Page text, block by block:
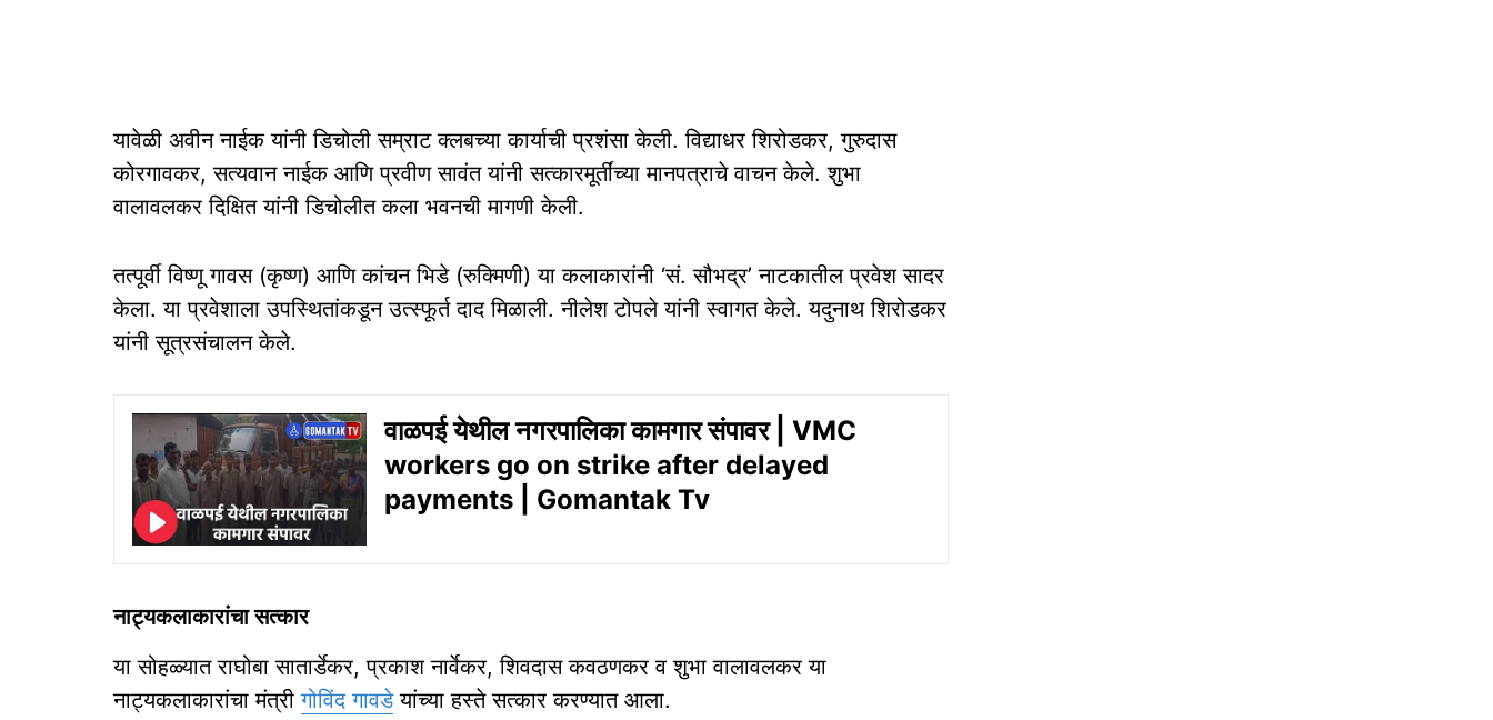
यावेळी अवीन नाईक यांनी डिचोली सम्राट क्लबच्या कार्याची प्रशंसा केली. विद्याधर शिरोडकर, गुरुदास
कोरगावकर, सत्यवान नाईक आणि प्रवीण सावंत यांनी सत्कारमूर्तींच्या मानपत्राचे वाचन केले. शुभा
वालावलकर दिक्षित यांनी डिचोलीत कला भवनची मागणी केली.
तत्पूर्वी विष्णू गावस (कृष्ण) आणि कांचन भिडे (रुक्मिणी) या कलाकारांनी ‘सं. सौभद्र’ नाटकातील प्रवेश सादर
केला. या प्रवेशाला उपस्थितांकडून उत्स्फूर्त दाद मिळाली. नीलेश टोपले यांनी स्वागत केले. यदुनाथ शिरोडकर
यांनी सूत्रसंचालन केले.
वाळपई येथील नगरपालिका कामगार संपावर | VMC
workers go on strike after delayed
payments | Gomantak Tv
नाट्यकलाकारांचा सत्कार
या सोहळ्यात राघोबा सातार्डेकर, प्रकाश नार्वेकर, शिवदास कवठणकर व शुभा वालावलकर या
नाट्यकलाकारांचा मंत्रीगोविंद गावडेयांच्या हस्ते सत्कार करण्यात आला.